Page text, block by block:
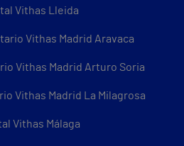
Vithas Lleida
Vithas Madrid Aravaca
Vithas Madrid Arturo Soria
Vithas Madrid La Milagrosa
Vithas Málaga